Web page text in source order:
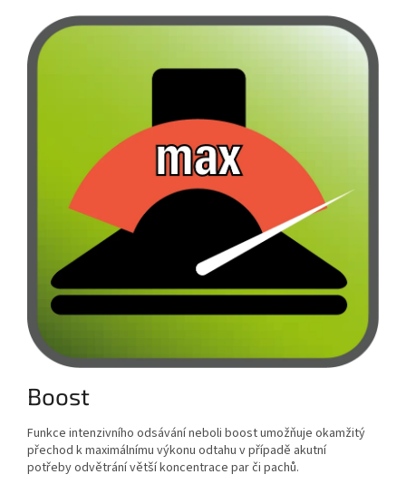
Boost
Funkce intenzivního odsávání neboli boost umožňuje okamžitý
přechod k maximálnímu výkonu odtahu v případě akutní
potřeby odvětrání větší koncentrace par či pachů.